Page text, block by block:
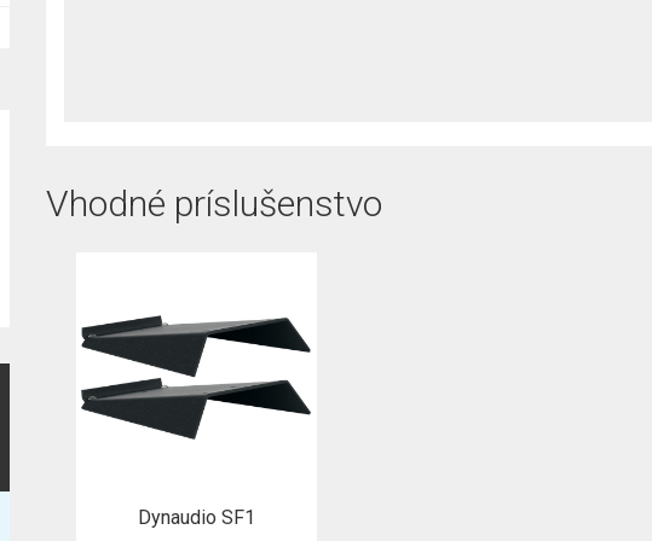
Vhodné príslušenstvo
Dynaudio SF1